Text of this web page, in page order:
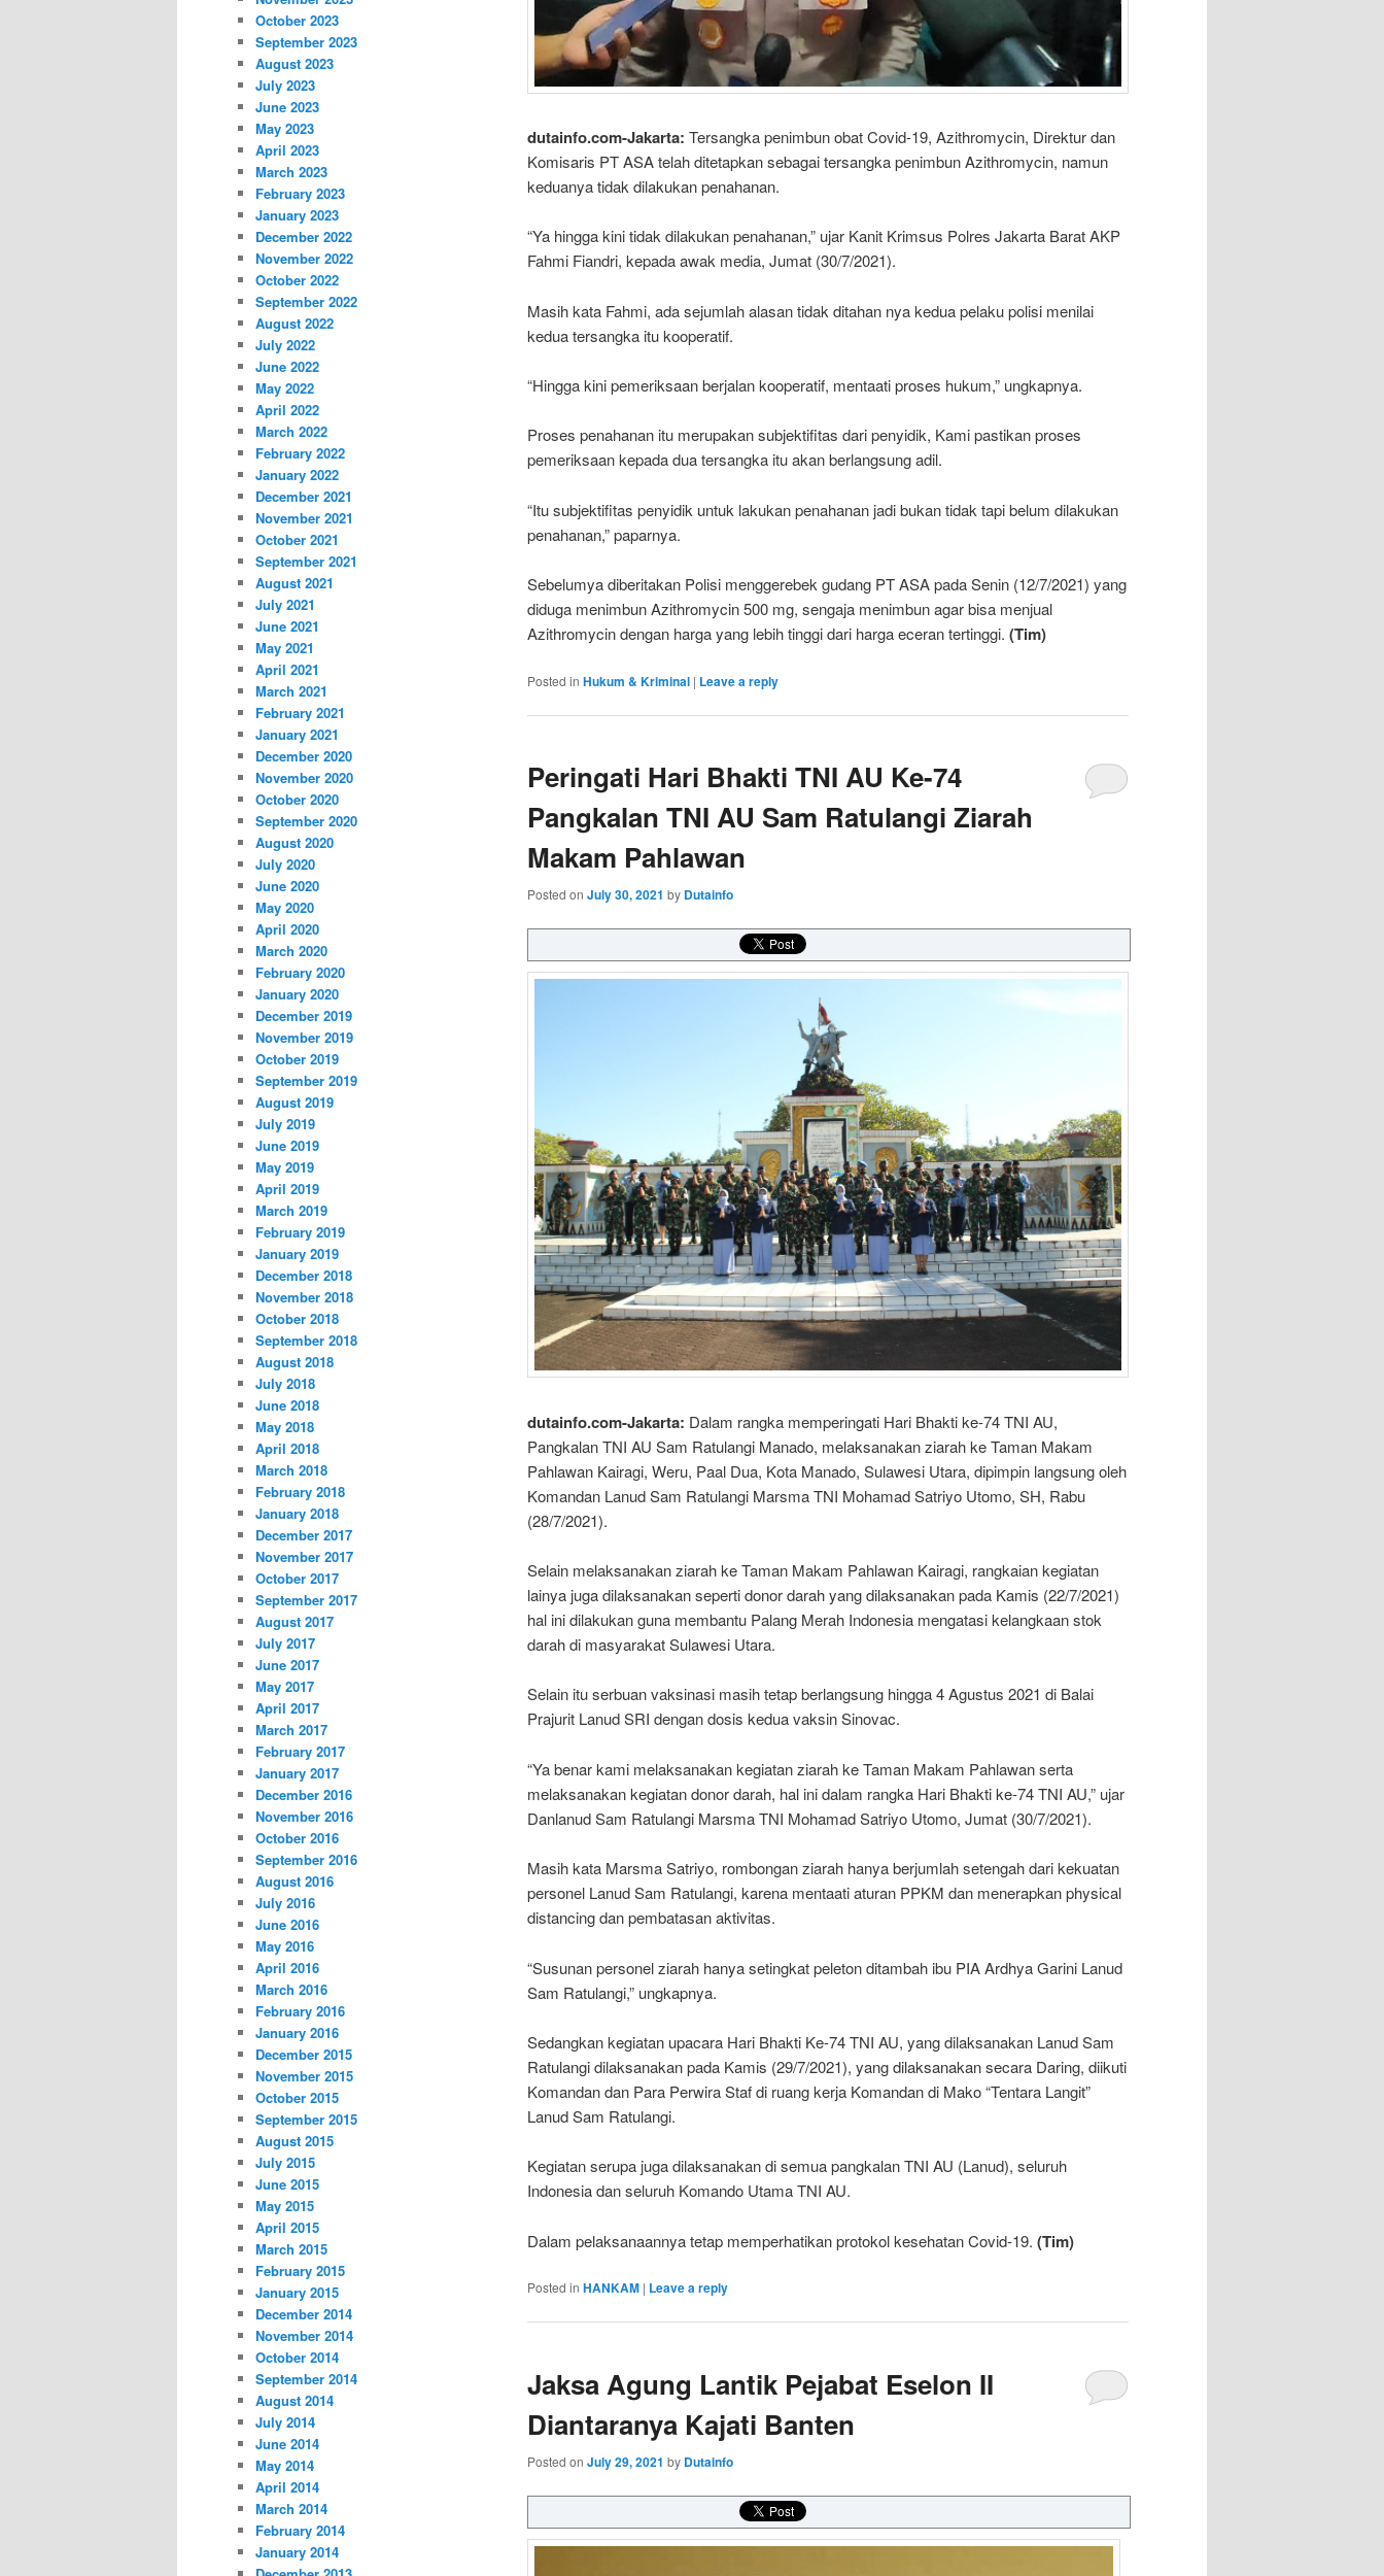
dutainfo.com-Jakarta: Tersangka penimbun obat Covid-19, Azithromycin, Direktur dan
Komisaris PT ASA telah ditetapkan sebagai tersangka penimbun Azithromycin, namun
keduanya tidak dilakukan penahanan.
“Ya hingga kini tidak dilakukan penahanan,” ujar Kanit Krimsus Polres Jakarta Barat AKP
Fahmi Fiandri, kepada awak media, Jumat (30/7/2021).
Masih kata Fahmi, ada sejumlah alasan tidak ditahan nya kedua pelaku polisi menilai
kedua tersangka itu kooperatif.
“Hingga kini pemeriksaan berjalan kooperatif, mentaati proses hukum,” ungkapnya.
Proses penahanan itu merupakan subjektifitas dari penyidik, Kami pastikan proses
pemeriksaan kepada dua tersangka itu akan berlangsung adil.
“Itu subjektifitas penyidik untuk lakukan penahanan jadi bukan tidak tapi belum dilakukan
penahanan,” paparnya.
Sebelumya diberitakan Polisi menggerebek gudang PT ASA pada Senin (12/7/2021) yang
diduga menimbun Azithromycin 500 mg, sengaja menimbun agar bisa menjual
Azithromycin dengan harga yang lebih tinggi dari harga eceran tertinggi. (Tim)
Posted in Hukum & Kriminal | Leave a reply
Peringati Hari Bhakti TNI AU Ke-74
Pangkalan TNI AU Sam Ratulangi Ziarah
Makam Pahlawan
Posted on July 30, 2021 by Dutainfo
dutainfo.com-Jakarta: Dalam rangka memperingati Hari Bhakti ke-74 TNI AU,
Pangkalan TNI AU Sam Ratulangi Manado, melaksanakan ziarah ke Taman Makam
Pahlawan Kairagi, Weru, Paal Dua, Kota Manado, Sulawesi Utara, dipimpin langsung oleh
Komandan Lanud Sam Ratulangi Marsma TNI Mohamad Satriyo Utomo, SH, Rabu
(28/7/2021).
Selain melaksanakan ziarah ke Taman Makam Pahlawan Kairagi, rangkaian kegiatan
lainya juga dilaksanakan seperti donor darah yang dilaksanakan pada Kamis (22/7/2021)
hal ini dilakukan guna membantu Palang Merah Indonesia mengatasi kelangkaan stok
darah di masyarakat Sulawesi Utara.
Selain itu serbuan vaksinasi masih tetap berlangsung hingga 4 Agustus 2021 di Balai
Prajurit Lanud SRI dengan dosis kedua vaksin Sinovac.
“Ya benar kami melaksanakan kegiatan ziarah ke Taman Makam Pahlawan serta
melaksanakan kegiatan donor darah, hal ini dalam rangka Hari Bhakti ke-74 TNI AU,” ujar
Danlanud Sam Ratulangi Marsma TNI Mohamad Satriyo Utomo, Jumat (30/7/2021).
Masih kata Marsma Satriyo, rombongan ziarah hanya berjumlah setengah dari kekuatan
personel Lanud Sam Ratulangi, karena mentaati aturan PPKM dan menerapkan physical
distancing dan pembatasan aktivitas.
“Susunan personel ziarah hanya setingkat peleton ditambah ibu PIA Ardhya Garini Lanud
Sam Ratulangi,” ungkapnya.
Sedangkan kegiatan upacara Hari Bhakti Ke-74 TNI AU, yang dilaksanakan Lanud Sam
Ratulangi dilaksanakan pada Kamis (29/7/2021), yang dilaksanakan secara Daring, diikuti
Komandan dan Para Perwira Staf di ruang kerja Komandan di Mako “Tentara Langit”
Lanud Sam Ratulangi.
Kegiatan serupa juga dilaksanakan di semua pangkalan TNI AU (Lanud), seluruh
Indonesia dan seluruh Komando Utama TNI AU.
Dalam pelaksanaannya tetap memperhatikan protokol kesehatan Covid-19. (Tim)
Posted in HANKAM | Leave a reply
Jaksa Agung Lantik Pejabat Eselon II
Diantaranya Kajati Banten
Posted on July 29, 2021 by Dutainfo
October 2023
September 2023
August 2023
July 2023
June 2023
May 2023
April 2023
March 2023
February 2023
January 2023
December 2022
November 2022
October 2022
September 2022
August 2022
July 2022
June 2022
May 2022
April 2022
March 2022
February 2022
January 2022
December 2021
November 2021
October 2021
September 2021
August 2021
July 2021
June 2021
May 2021
April 2021
March 2021
February 2021
January 2021
December 2020
November 2020
October 2020
September 2020
August 2020
July 2020
June 2020
May 2020
April 2020
March 2020
February 2020
January 2020
December 2019
November 2019
October 2019
September 2019
August 2019
July 2019
June 2019
May 2019
April 2019
March 2019
February 2019
January 2019
December 2018
November 2018
October 2018
September 2018
August 2018
July 2018
June 2018
May 2018
April 2018
March 2018
February 2018
January 2018
December 2017
November 2017
October 2017
September 2017
August 2017
July 2017
June 2017
May 2017
April 2017
March 2017
February 2017
January 2017
December 2016
November 2016
October 2016
September 2016
August 2016
July 2016
June 2016
May 2016
April 2016
March 2016
February 2016
January 2016
December 2015
November 2015
October 2015
September 2015
August 2015
July 2015
June 2015
May 2015
April 2015
March 2015
February 2015
January 2015
December 2014
November 2014
October 2014
September 2014
August 2014
July 2014
June 2014
May 2014
April 2014
March 2014
February 2014
January 2014